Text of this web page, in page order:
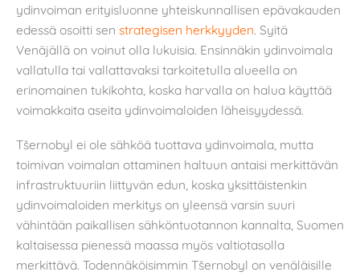
ydinvoiman erityisluonne yhteiskunnallisen epävakauden
edessä osoitti sen strategisen herkkyyden. Syitä
Venäjällä on voinut olla lukuisia. Ensinnäkin ydinvoimala
vallatulla tai vallattavaksi tarkoitetulla alueella on
erinomainen tukikohta, koska harvalla on halua käyttää
voimakkaita aseita ydinvoimaloiden läheisyydessä.
Tšernobyl ei ole sähköä tuottava ydinvoimala, mutta
toimivan voimalan ottaminen haltuun antaisi merkittävän
infrastruktuuriin liittyvän edun, koska yksittäistenkin
ydinvoimaloiden merkitys on yleensä varsin suuri
vähintään paikallisen sähköntuotannon kannalta, Suomen
kaltaisessa pienessä maassa myös valtiotasolla
merkittävä. Todennäköisimmin Tšernobyl on venäläisille